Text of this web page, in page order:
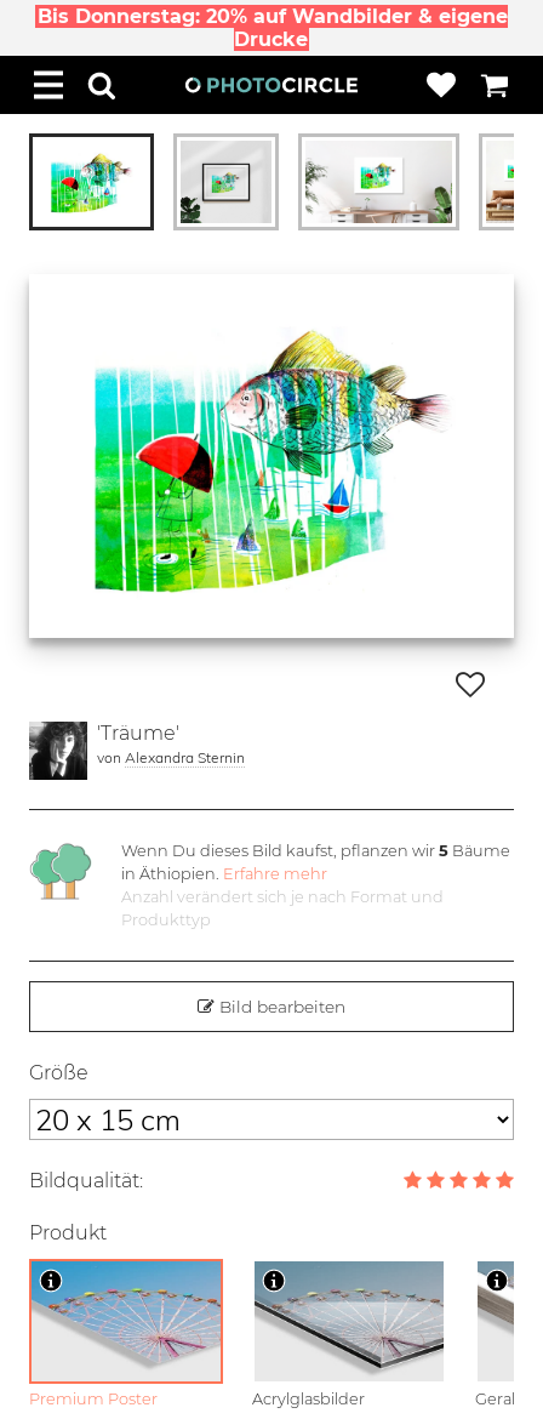
Bis Donnerstag: 20% auf Wandbilder & eigene
Drucke
'Träume'
von Alexandra Sternin
Wenn Du dieses Bild kaufst, pflanzen wir5 Bäume
in Äthiopien. Erfahre mehr
Anzahl verändert sich je nach Format und
Produkttyp
Bild bearbeiten
Größe
Bildqualität:
Produkt
Premium Poster Acrylglasbilder